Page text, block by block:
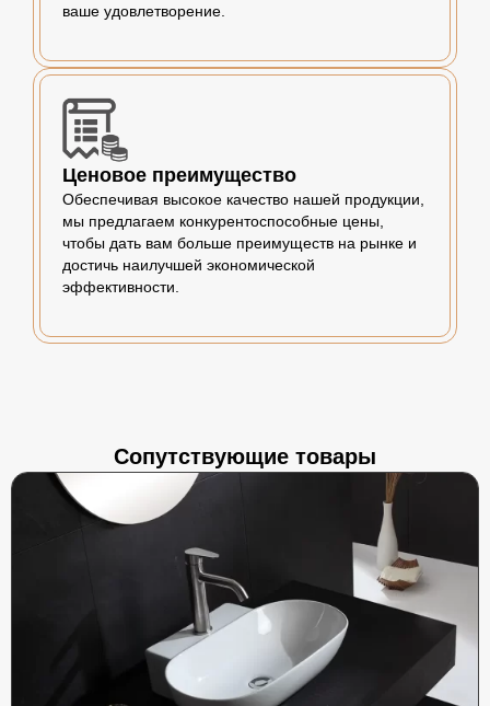
ваше удовлетворение.
Ценовое преимущество
Обеспечивая высокое качество нашей продукции,
мы предлагаем конкурентоспособные цены,
чтобы дать вам больше преимуществ на рынке и
достичь наилучшей экономической
эффективности.
Сопутствующие товары